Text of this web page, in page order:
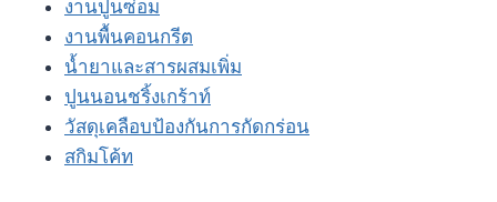
งานปูนซ่อม
งานพื้นคอนกรีต
น้ำยาและสารผสมเพิ่ม
ปูนนอนชริ้งเกร้าท์
วัสดุเคลือบป้องกันการกัดกร่อน
สกิมโค้ท